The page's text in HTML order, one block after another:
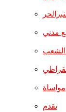
مدني
الشعب
مواساة
تقدم